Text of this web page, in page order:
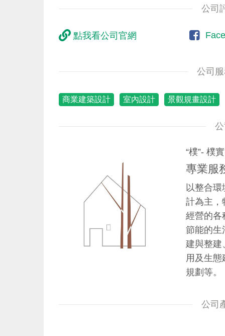
公司
點我看公司官網
公司
商業建築設計 室內設計 景觀規畫設計
“樸”- 樸
專業服
以整合
計為主，
經營的各
節能的生
建與整建
用及生
規劃等。
公司